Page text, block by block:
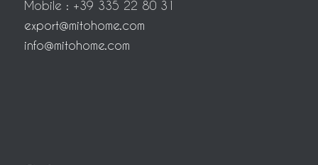
Mobile : +39 335 22 80 31
export@mitohome.com
info@mitohome.com